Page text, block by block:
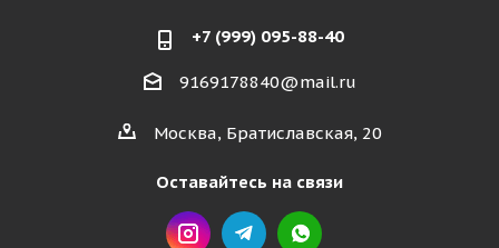
+7 (999) 095-88-40
9169178840@mail.ru
Москва, Братиславская, 20
Оставайтесь на связи